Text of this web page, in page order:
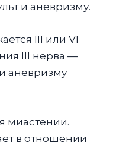
и аневризму.
III или VI
III нерва —
аневризму
миастении.
в отношении